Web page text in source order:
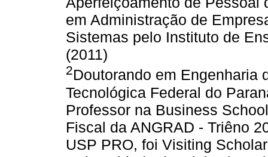
em Administração de
Sistemas pelo Instituto de
(2011)
2Doutorando em Engenharia
Tecnológica Federal do
Professor na Business
Fiscal da ANGRAD - Triêno
USP PRO, foi Visiting